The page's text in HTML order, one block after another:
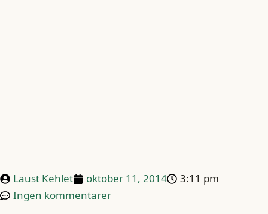
Laust Kehlet oktober 11, 2014
3:11 pm
Ingen kommentarer